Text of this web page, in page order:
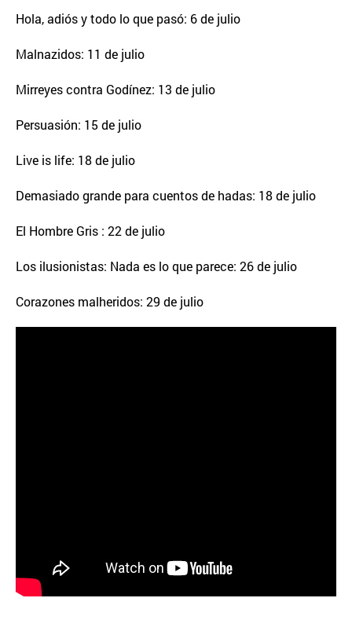
Hola, adiós y todo lo que pasó: 6 de julio
Malnazidos: 11 de julio
Mirreyes contra Godínez: 13 de julio
Persuasión: 15 de julio
Live is life: 18 de julio
Demasiado grande para cuentos de hadas: 18 de julio
El Hombre Gris : 22 de julio
Los ilusionistas: Nada es lo que parece: 26 de julio
Corazones malheridos: 29 de julio